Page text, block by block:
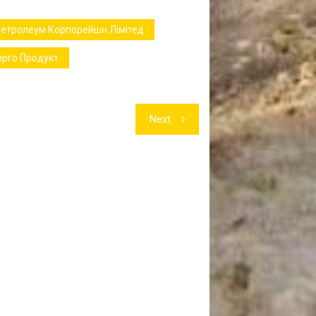
Корпорейшн Лімітед
Продукт
Next